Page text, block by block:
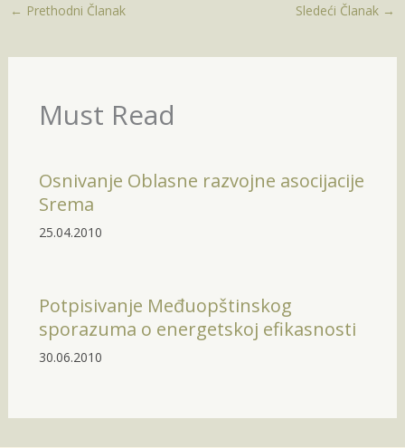
← Prethodni Članak Sledeći Članak →
Must Read
Osnivanje Oblasne razvojne asocijacije
Srema
25.04.2010
Potpisivanje Međuopštinskog
sporazuma o energetskoj efikasnosti
30.06.2010